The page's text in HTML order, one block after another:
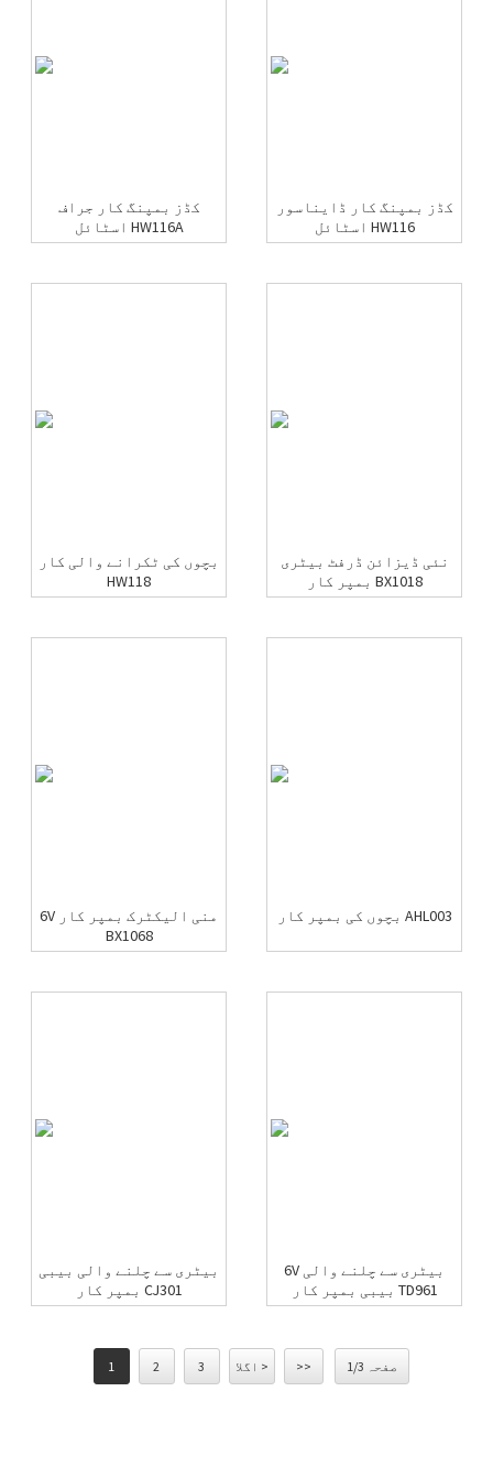
کڈز بمپنگ کار جراف
اسٹائل HW116A
کڈز بمپنگ کار ڈایناسور
اسٹائل HW116
بچوں کی ٹکرانے والی کار
HW118
نئی ڈیزائن ڈرفٹ بیٹری
بمپر کار BX1018
6V منی الیکٹرک بمپر کار
BX1068
بچوں کی بمپر کار AHL003
بیٹری سے چلنے والی بیبی
بمپر کار CJ301
6V بیٹری سے چلنے والی
بیبی بمپر کار TD961
1 2 3 اگلا > >> صفحہ 1/3